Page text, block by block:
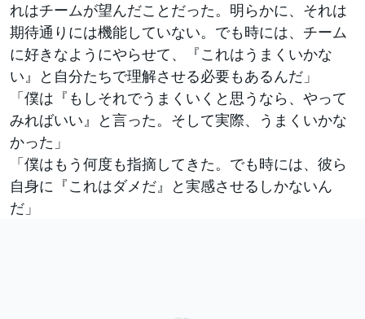
れはチームが望んだことだった。明らかに、それは
期待通りには機能していない。でも時には、チーム
に好きなようにやらせて、『これはうまくいかな
い』と自分たちで理解させる必要もあるんだ」
「僕は『もしそれでうまくいくと思うなら、やって
みればいい』と言った。そして実際、うまくいかな
かった」
「僕はもう何度も指摘してきた。でも時には、彼ら
自身に『これはダメだ』と実感させるしかないん
だ」